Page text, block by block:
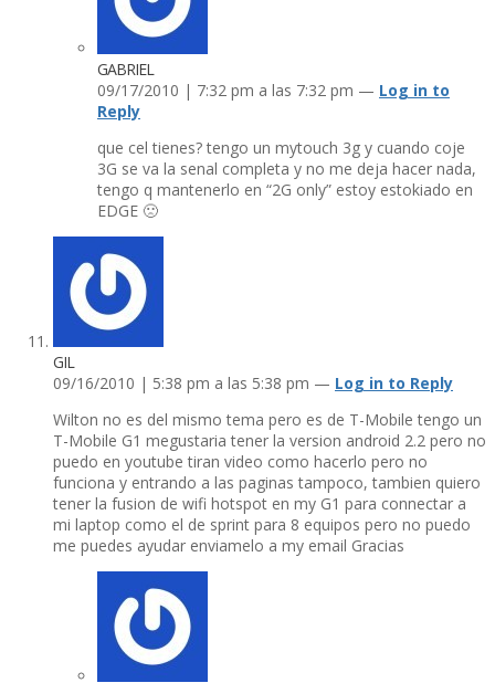
GABRIEL
09/17/2010 | 7:32 pm a las 7:32 pm — Log in to
Reply
que cel tienes? tengo un mytouch 3g y cuando coje
3G se va la senal completa y no me deja hacer nada,
tengo q mantenerlo en “2G only” estoy estokiado en
EDGE 🙁
GIL
09/16/2010 | 5:38 pm a las 5:38 pm — Log in to Reply
Wilton no es del mismo tema pero es de T-Mobile tengo un
T-Mobile G1 megustaria tener la version android 2.2 pero no
puedo en youtube tiran video como hacerlo pero no
funciona y entrando a las paginas tampoco, tambien quiero
tener la fusion de wifi hotspot en my G1 para connectar a
mi laptop como el de sprint para 8 equipos pero no puedo
me puedes ayudar enviamelo a my email Gracias